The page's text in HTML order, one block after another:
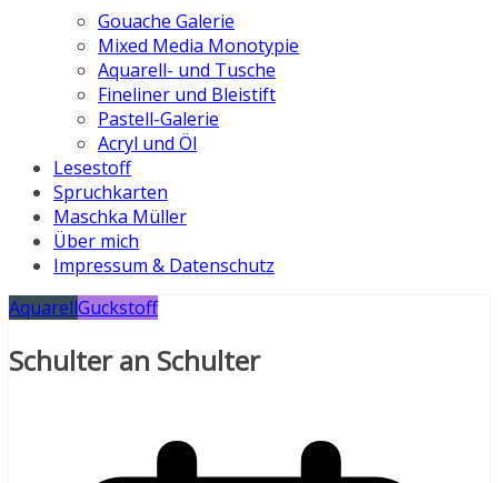
Gouache Galerie
Mixed Media Monotypie
Aquarell- und Tusche
Fineliner und Bleistift
Pastell-Galerie
Acryl und Öl
Lesestoff
Spruchkarten
Maschka Müller
Über mich
Impressum & Datenschutz
AquarellGuckstoff
Schulter an Schulter